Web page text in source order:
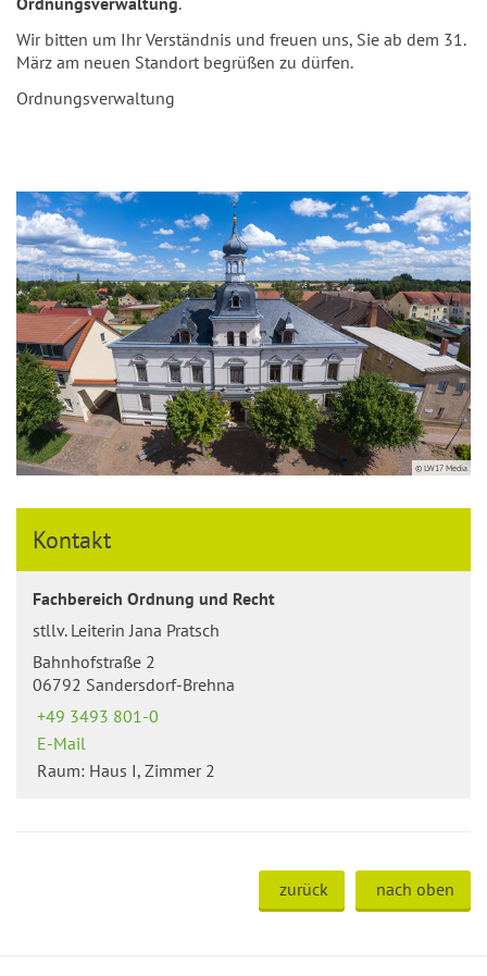
Wir bitten um Ihr Verständnis und freuen uns, Sie ab dem 31.
März am neuen Standort begrüßen zu dürfen.
Ordnungsverwaltung
© LW17 Media
Kontakt
Fachbereich Ordnung und Recht
stllv. Leiterin Jana Pratsch
Bahnhofstraße 2
06792 Sandersdorf-Brehna
+49 3493 801-0
E-Mail
Raum: Haus I, Zimmer 2
zurück nach oben